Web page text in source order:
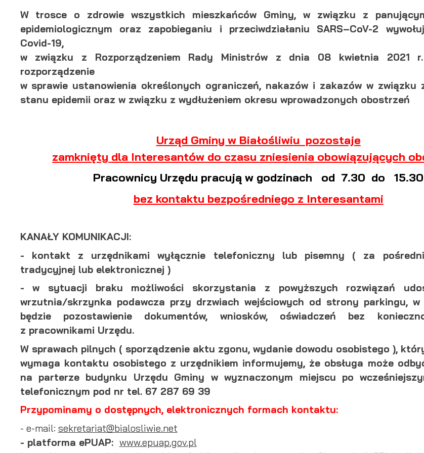
W trosce o zdrowie wszystkich mieszkańców Gminy, w związku z
epidemiologicznym oraz zapobieganiu i przeciwdziałaniu SARS–CoV-2
Covid-19,
w związku z Rozporządzeniem Rady Ministrów z dnia 08 kwietnia 2021 r.
rozporządzenie
w sprawie ustanowienia określonych ograniczeń, nakazów i zakazów w związku
stanu epidemii oraz w związku z wydłużeniem okresu wprowadzonych obostrzeń
Urząd Gminy w Białośliwiu pozostaje
zamknięty dla Interesantów do czasu zniesienia obowiązujących
Pracownicy Urzędu pracują w godzinach od 7.30 do 15.30
bez kontaktu bezpośredniego z Interesantami
KANAŁY KOMUNIKACJI:
- kontakt z urzędnikami wyłącznie telefoniczny lub pisemny ( za
tradycyjnej lub elektronicznej )
- w sytuacji braku możliwości skorzystania z powyższych rozwiązań
wrzutnia/skrzynka podawcza przy drzwiach wejściowych od strony parkingu,
będzie pozostawienie dokumentów, wniosków, oświadczeń bez
z pracownikami Urzędu.
W sprawach pilnych ( sporządzenie aktu zgonu, wydanie dowodu osobistego ),
wymaga kontaktu osobistego z urzędnikiem informujemy, że obsługa może
na parterze budynku Urzędu Gminy w wyznaczonym miejscu po
telefonicznym pod nr tel. 67 287 69 39
Przypominamy o dostępnych, elektronicznych formach kontaktu:
- e-mail: sekretariat@bialosliwie.net
- platforma ePUAP: www.epuap.gov.pl
Ustawienia